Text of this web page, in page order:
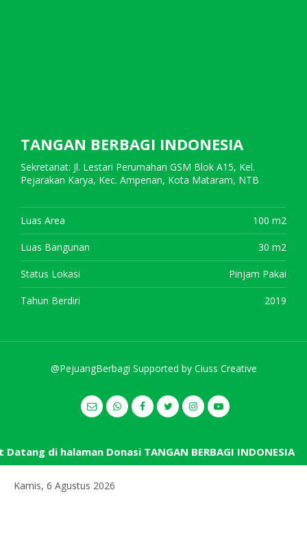
Kamis, 6 Agustus 2026
TANGAN BERBAGI INDONESIA
Sekretariat: Jl. Lestari Perumahan GSM Blok A15, Kel.
Pejarakan Karya, Kec. Ampenan, Kota Mataram, NTB
Luas Area 100 m2
Luas Bangunan 30 m2
Status Lokasi Pinjam Pakai
Tahun Berdiri 2019
@PejuangBerbagi Supported by Ciuss Creative
di halaman Donasi TANGAN BERBAGI INDONESIA